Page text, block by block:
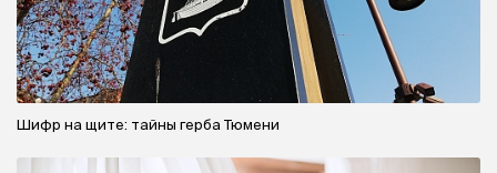
Шифр на щите: тайны герба Тюмени